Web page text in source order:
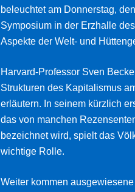
beleuchtet am Donnerstag,
Symposium in der Erzhalle
Aspekte der Welt- und
Harvard-Professor Sven
Strukturen des Kapitalismus
erläutern. In seinem kürzlich
das von manchen
bezeichnet wird, spielt das
wichtige Rolle.
Weiter kommen